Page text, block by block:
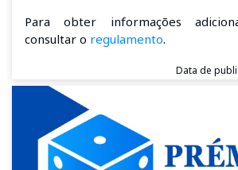
Para obter informações
consultar o regulamento.
Data de